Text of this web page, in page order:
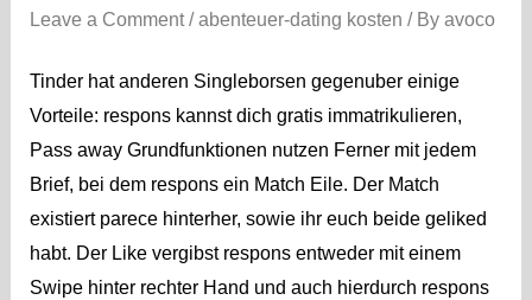
Leave a Comment /abenteuer-dating kosten / By avoco
Tinder hat anderen Singleborsen gegenuber einige
Vorteile: respons kannst dich gratis immatrikulieren,
Pass away Grundfunktionen nutzen Ferner mit jedem
Brief, bei dem respons ein Match Eile. Der Match
existiert parece hinterher, sowie ihr euch beide geliked
habt. Der Like vergibst respons entweder mit einem
Swipe hinter rechter Hand und auch hierdurch respons